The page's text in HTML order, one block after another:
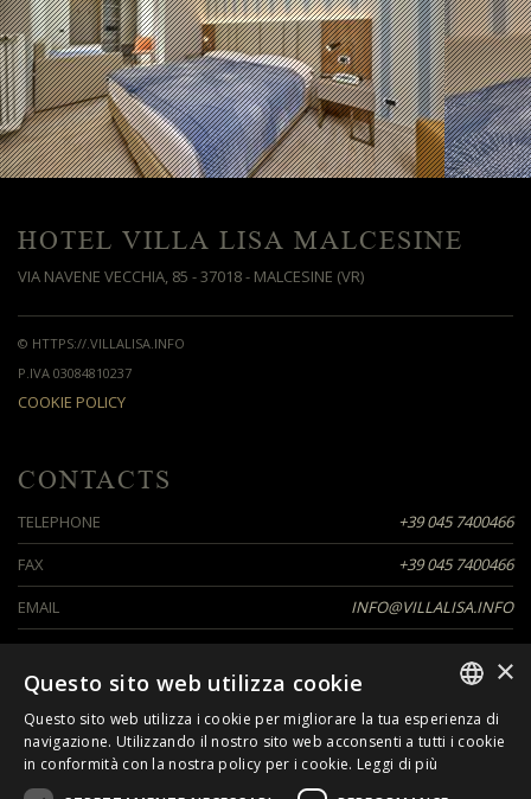
HOTEL VILLA LISA MALCESINE
VIA NAVENE VECCHIA, 85 - 37018 - MALCESINE (VR)
© HTTPS://.VILLALISA.INFO
P.IVA 03084810237
COOKIE POLICY
CONTACTS
TELEPHONE
+39 045 7400466
FAX
+39 045 7400466
EMAIL
INFO@VILLALISA.INFO
SEGUICI SU
ITALIAN
×
Questo sito web utilizza cookie
Questo sito web utilizza i cookie per migliorare la tua esperienza di
navigazione. Utilizzando il nostro sito web acconsenti a tutti i cookie
in conformità con la nostra policy per i cookie. Leggi di più